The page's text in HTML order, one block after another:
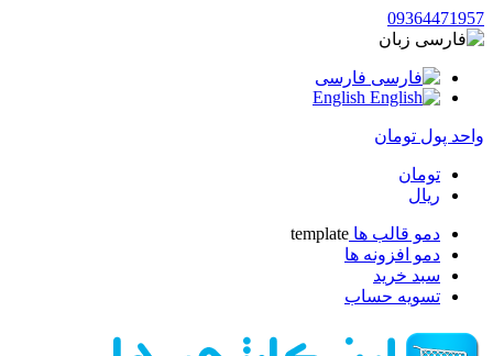
زبان
فارسی
English
پول تومان
تومان
ریال
دمو قالب ها template
دمو افزونه ها
سبد خرید
تسویه حساب